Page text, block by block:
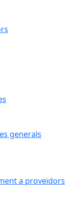
generals
a proveïdors